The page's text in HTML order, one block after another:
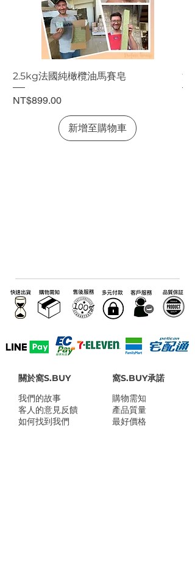
2.5kg法國純橄欖油馬賽皂
價格
NT$899.00
新增至購物車
法
關於窩S.BUY
我們的故事
客人的意見反饋
如何找到我們
窩S.BUY承諾
​購物需知
產品質量
最好價格